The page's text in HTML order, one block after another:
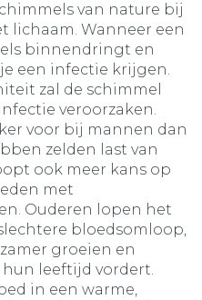
van nature bij
lichaam. Wanneer een
binnendringt en
een infectie krijgen.
zal de schimmel
veroorzaken.
voor bij mannen dan
zelden last van
ook meer kans op
met
Ouderen lopen het
bloedsomloop,
groeien en
leeftijd vordert.
in een warme,